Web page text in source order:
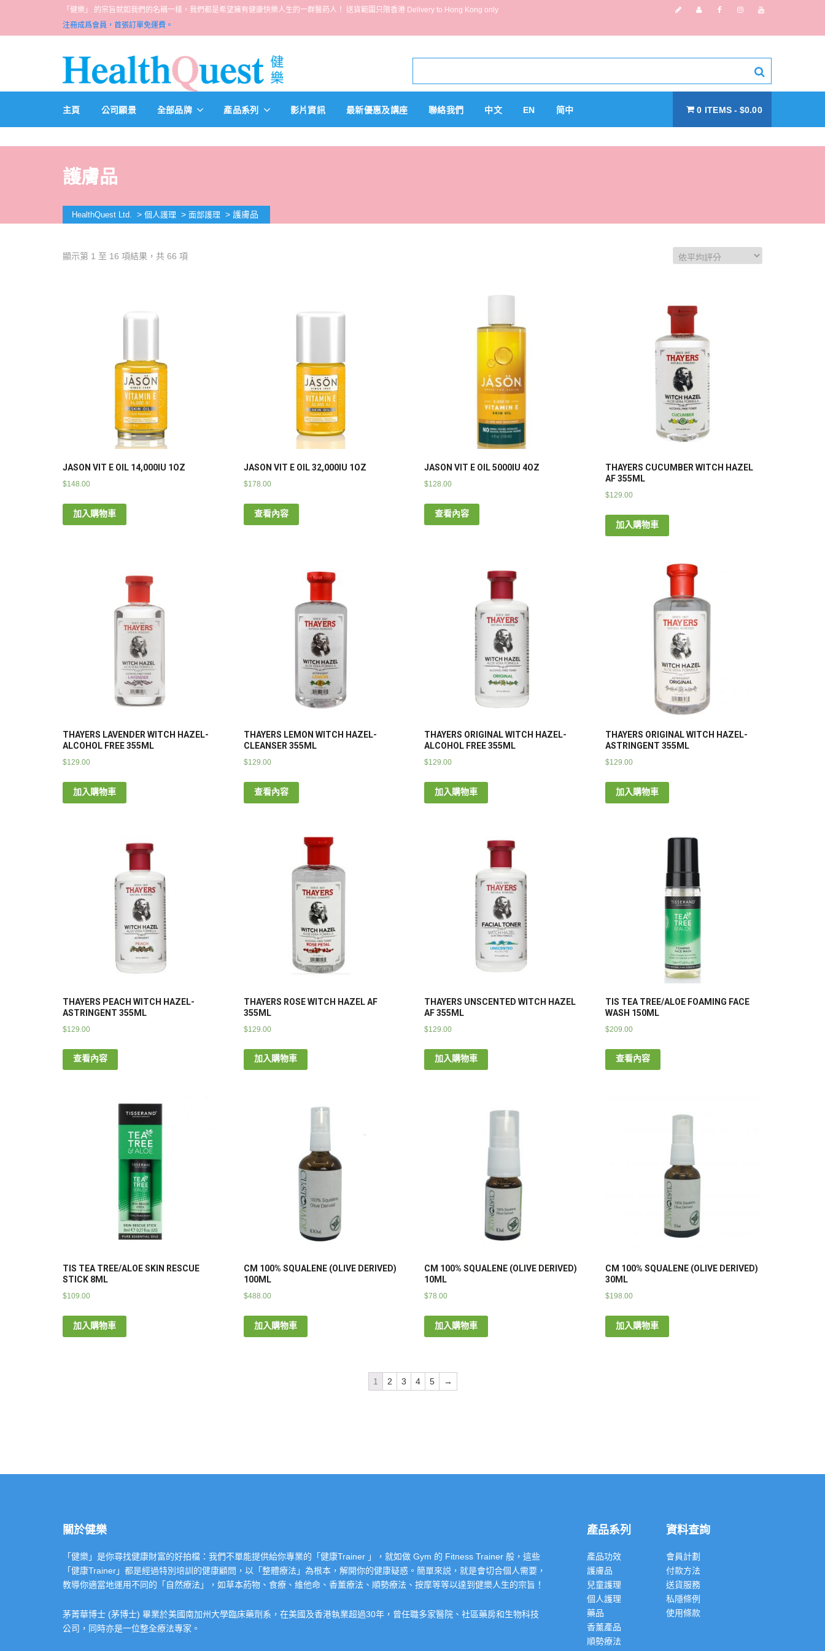
「健樂」 的宗旨就如我們的名稱一樣，我們都是希望擁有健康快樂人生的一群醫葯人！ 送貨範圍只限香港 Delivery to Hong Kong only
注冊成爲會員，首張訂單免運費。
主頁 公司願景 全部品牌 產品系列 影片資訊 最新優惠及講座 聯絡我們 中文 EN 简中 0 ITEMS $0.00
護膚品
HealthQuest Ltd. > 個人護理 > 面部護理 > 護膚品
顯示第 1 至 16 項結果，共 66 項
JASON VIT E OIL 14,000IU 1OZ
$148.00
加入購物車
JASON VIT E OIL 32,000IU 1OZ
$178.00
查看內容
JASON VIT E OIL 5000IU 4OZ
$128.00
查看內容
THAYERS CUCUMBER WITCH HAZEL
AF 355ML
$129.00
加入購物車
THAYERS LAVENDER WITCH HAZEL-
ALCOHOL FREE 355ML
$129.00
加入購物車
THAYERS LEMON WITCH HAZEL-
CLEANSER 355ML
$129.00
查看內容
THAYERS ORIGINAL WITCH HAZEL-
ALCOHOL FREE 355ML
$129.00
加入購物車
THAYERS ORIGINAL WITCH HAZEL-
ASTRINGENT 355ML
$129.00
加入購物車
THAYERS PEACH WITCH HAZEL-
ASTRINGENT 355ML
$129.00
查看內容
THAYERS ROSE WITCH HAZEL AF
355ML
$129.00
加入購物車
THAYERS UNSCENTED WITCH HAZEL
AF 355ML
$129.00
加入購物車
TIS TEA TREE/ALOE FOAMING FACE
WASH 150ML
$209.00
查看內容
TIS TEA TREE/ALOE SKIN RESCUE
STICK 8ML
$109.00
加入購物車
CM 100% SQUALENE (OLIVE DERIVED)
100ML
$488.00
加入購物車
CM 100% SQUALENE (OLIVE DERIVED)
10ML
$78.00
加入購物車
CM 100% SQUALENE (OLIVE DERIVED)
30ML
$198.00
加入購物車
1 2 3 4 5 →
關於健樂
「健樂」是你尋找健康財富的好拍檔：我們不單能提供給你專業的「健康Trainer 」，就如做 Gym 的 Fitness Trainer 般，這些
「健康Trainer」都是經過特別培訓的健康顧問，以「整體療法」為根本，解開你的健康疑惑。簡單來説，就是會切合個人需要，
教導你適當地運用不同的「自然療法」，如草本葯物、食療、維他命、香薰療法、順勢療法、按摩等等以達到健樂人生的宗旨！
茅菁華博士 (茅博士) 畢業於美國南加州大學臨床藥劑系，在美國及香港執業超過30年，曾任職多家醫院、社區藥房和生物科技
公司，同時亦是一位整全療法專家。
產品系列
產品功效
護膚品
兒童護理
個人護理
藥品
香薰產品
順勢療法
資料查詢
會員計劃
付款方法
送貨服務
私隱條例
使用條款